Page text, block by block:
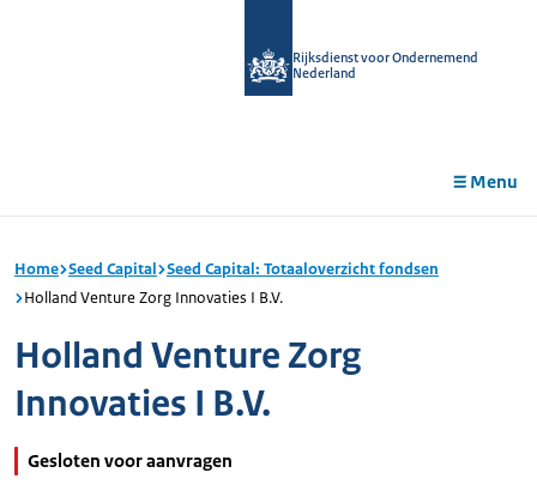
Rijksdienst voor Ondernemend
Nederland
Menu
Home Seed Capital Seed Capital: Totaaloverzicht fondsen
Holland Venture Zorg Innovaties I B.V.
Holland Venture Zorg
Innovaties I B.V.
Gesloten voor aanvragen